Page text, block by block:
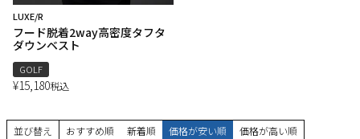
LUXE/R
フード脱着2way高密度タフタ
ダウンベスト
GOLF
¥15,180税込
並び替え おすすめ順 新着順 価格が安い順 価格が高い順